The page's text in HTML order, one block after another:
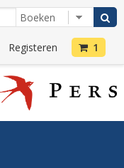
Registeren 1